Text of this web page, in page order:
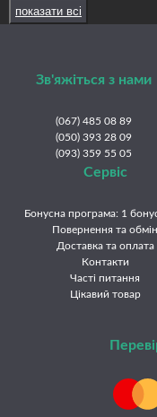
Запоріжжя
Миколаїв Мукачево
Ужгород Умань
показати всі
Зв'яжіться з нами
(067) 485 08 89
(050) 393 28 09
(093) 359 55 05
Сервіс
Бонусна програма: 1
Повернення та обмін
Доставка та оплата
Контакти
Часті питання
Цікавий товар